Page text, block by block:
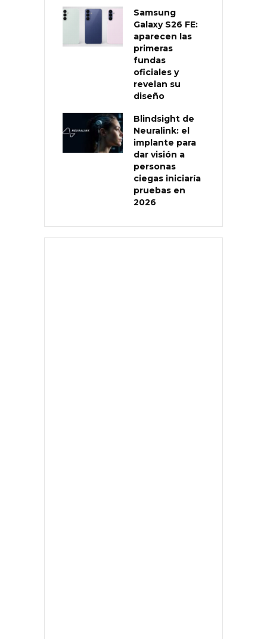
Samsung
Galaxy S26 FE:
aparecen las
primeras
fundas
oficiales y
revelan su
diseño
Blindsight de
Neuralink: el
implante para
dar visión a
personas
ciegas iniciaría
pruebas en
2026